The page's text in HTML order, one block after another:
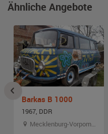
Ähnliche Angebote
Barkas B 1000
1967, DDR
Mecklenburg-Vorpommern